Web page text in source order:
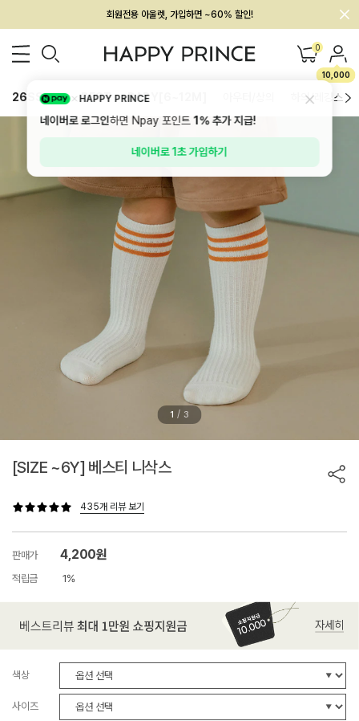
회원전용 아울렛, 가입하면 ~60% 할인!
멤버십 최대 28,000원 혜택 0
10,000
26SS 신상 BEST BABY[6~12M] 하의/레깅스
1 / 3
[SIZE ~6Y] 베스티 니삭스
435개 리뷰 보기
판매가 4,200원
적립금 1%
색상
사이즈
HAPPY PRINCE
네이버로 로그인하면 Npay 포인트1%추가 지급!
네이버로 1초 가입하기